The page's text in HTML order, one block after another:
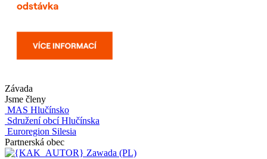
Závada
Jsme členy
MAS Hlučínsko
Sdružení obcí Hlučínska
Euroregion Silesia
Partnerská obec
Zawada (PL)